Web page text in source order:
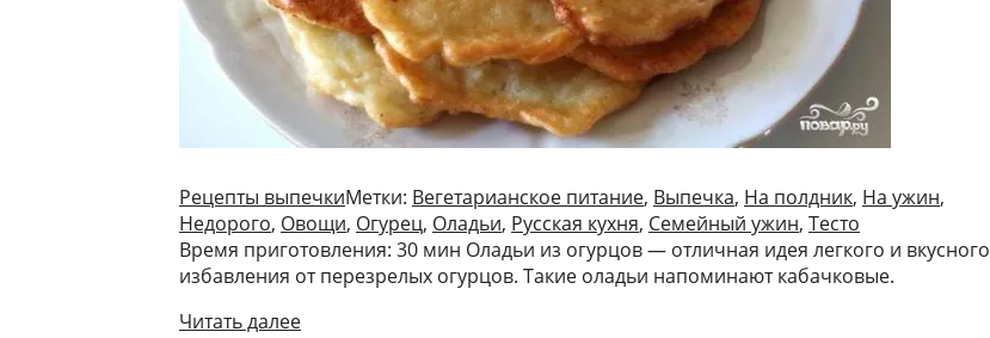
Рецепты выпечкиМетки: Вегетарианское питание, Выпечка, На полдник, На ужин,
Недорого, Овощи, Огурец, Оладьи, Русская кухня, Семейный ужин, Тесто
Время приготовления: 30 мин Оладьи из огурцов — отличная идея легкого и вкусного
избавления от перезрелых огурцов. Такие оладьи напоминают кабачковые.
Читать далее